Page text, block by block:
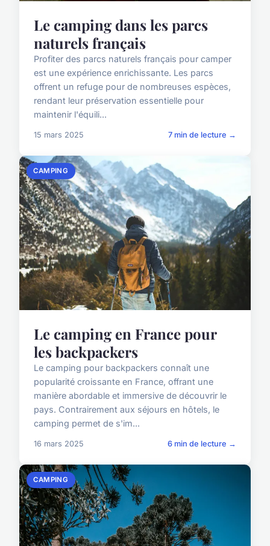
Le camping dans les parcs
naturels français
Profiter des parcs naturels français pour camper
est une expérience enrichissante. Les parcs
offrent un refuge pour de nombreuses espèces,
rendant leur préservation essentielle pour
maintenir l'équili...
15 mars 2025 7 min de lecture →
CAMPING
Le camping en France pour
les backpackers
Le camping pour backpackers connaît une
popularité croissante en France, offrant une
manière abordable et immersive de découvrir le
pays. Contrairement aux séjours en hôtels, le
camping permet de s'im...
16 mars 2025 6 min de lecture →
CAMPING